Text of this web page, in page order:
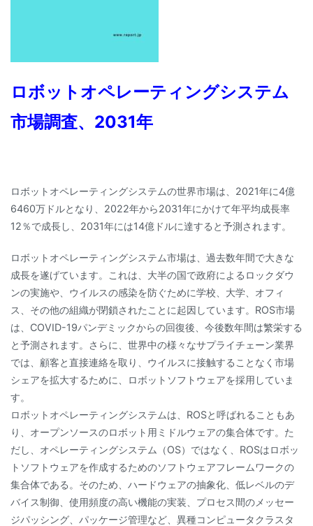
ロボットオペレーティングシステム
市場調査、2031年
ロボットオペレーティングシステムの世界市場は、2021年に4億
6460万ドルとなり、2022年から2031年にかけて年平均成長率
12％で成長し、2031年には14億ドルに達すると予測されます。
ロボットオペレーティングシステム市場は、過去数年間で大きな
成長を遂げています。これは、大半の国で政府によるロックダウ
ンの実施や、ウイルスの感染を防ぐために学校、大学、オフィ
ス、その他の組織が閉鎖されたことに起因しています。ROS市場
は、COVID-19パンデミックからの回復後、今後数年間は繁栄する
と予測されます。さらに、世界中の様々なサプライチェーン業界
では、顧客と直接連絡を取り、ウイルスに接触することなく市場
シェアを拡大するために、ロボットソフトウェアを採用していま
す。
ロボットオペレーティングシステムは、ROSと呼ばれることもあ
り、オープンソースのロボット用ミドルウェアの集合体です。た
だし、オペレーティングシステム（OS）ではなく、ROSはロボッ
トソフトウェアを作成するためのソフトウェアフレームワークの
集合体である。そのため、ハードウェアの抽象化、低レベルのデ
バイス制御、使用頻度の高い機能の実装、プロセス間のメッセー
ジパッシング、パッケージ管理など、異種コンピュータクラスタ